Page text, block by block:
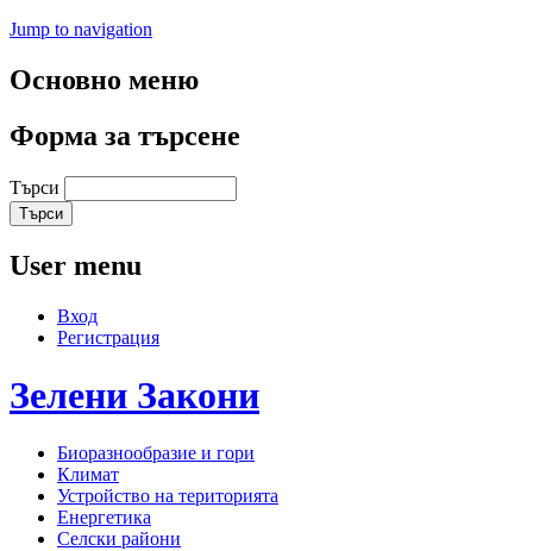
Jump to navigation
Основно меню
Форма за търсене
Търси
User menu
Вход
Регистрация
Зелени Закони
Биоразнообразие и гори
Климат
Устройство на територията
Енергетика
Селски райони